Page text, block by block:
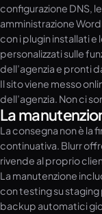
configurazione DNS,
amministrazione
con i plugin installati
personalizzati sulle
dell’agenzia e pronti
Il sito viene messo
dell’agenzia. Non ci
La
La consegna non è la
continuativa. Blurr
rivende al proprio
La manutenzione
con testing su staging
backup automatici